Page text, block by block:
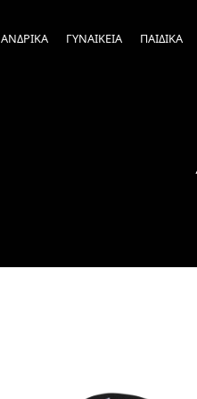
ΑΝΔΡΙΚΑ ΓΥΝΑΙΚΕΙΑ ΠΑΙΔΙΚΑ